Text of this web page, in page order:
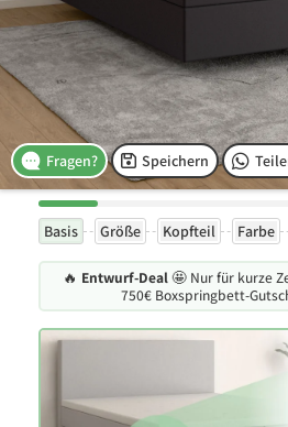
Fragen? Speichern
Basis Größe Kopfteil Farbe
🔥 Entwurf-Deal🤩 Nur für kurze
750€ Boxspringbett-